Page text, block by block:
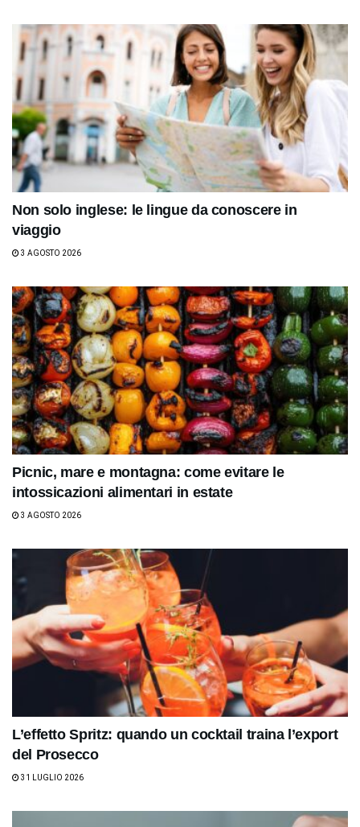
Non solo inglese: le lingue da conoscere in
viaggio
3 AGOSTO 2026
Picnic, mare e montagna: come evitare le
intossicazioni alimentari in estate
3 AGOSTO 2026
L’effetto Spritz: quando un cocktail traina l’export
del Prosecco
31 LUGLIO 2026